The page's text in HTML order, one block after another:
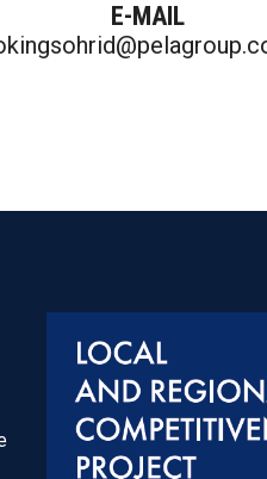
E-MAIL